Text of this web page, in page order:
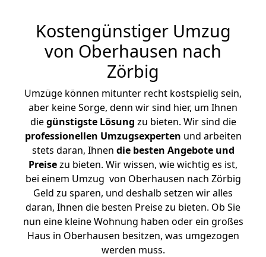
Kostengünstiger Umzug
von Oberhausen nach
Zörbig
Umzüge können mitunter recht kostspielig sein,
aber keine Sorge, denn wir sind hier, um Ihnen
diegünstigste Lösung zu bieten. Wir sind die
professionellen Umzugsexperten und arbeiten
stets daran, Ihnen die besten Angebote und
Preisezu bieten. Wir wissen, wie wichtig es ist,
bei einem Umzug von Oberhausen nach Zörbig
Geld zu sparen, und deshalb setzen wir alles
daran, Ihnen die besten Preise zu bieten. Ob Sie
nun eine kleine Wohnung haben oder ein großes
Haus in Oberhausen besitzen, was umgezogen
werden muss.